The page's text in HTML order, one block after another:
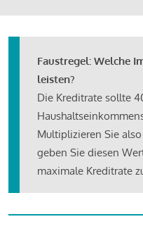
Faustregel: Welche
leisten?
Die Kreditrate sollte
Multiplizieren Sie
geben Sie diesen
maximale Kreditrate